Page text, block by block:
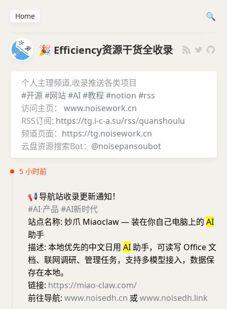
🎉 Efficiency资源干货全收录
个人主理频道,收录推送各类项目
#开源#网站#AI#教程 #notion #rss
访问主页： www.noisework.cn
RSS订阅: https://tg.i-c-a.su/rss/quanshoulu
频道页面： https://tg.noisework.cn
云盘资源搜索Bot： @noisepansoubot
5 小时前
📢导航站收录更新通知！
#AI·产品 #AI新时代
站点名称: 妙爪 Miaoclaw — 装在你自己电脑上的 AI
助手
描述: 本地优先的中文日用 AI助手，可读写 Office 文
档、联网调研、管理任务，支持多模型接入，数据保
存在本地。
链接: https://miao-claw.com/
前往导航: www.noisedh.cn 或www.noisedh.link
Home